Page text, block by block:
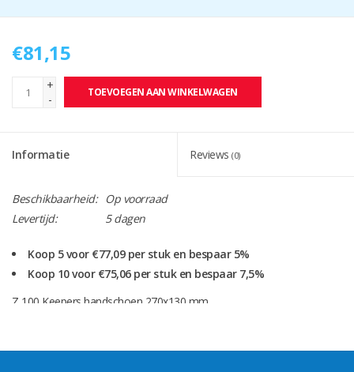
€81,15
+
-
TOEVOEGEN AAN WINKELWAGEN
Informatie Reviews (0)
Beschikbaarheid:
Op voorraad
Levertijd:
5 dagen
Koop 5 voor €77,09 per stuk en bespaar 5%
Koop 10 voor €75,06 per stuk en bespaar 7,5%
Z 100 Keepers handschoen 270x130 mm